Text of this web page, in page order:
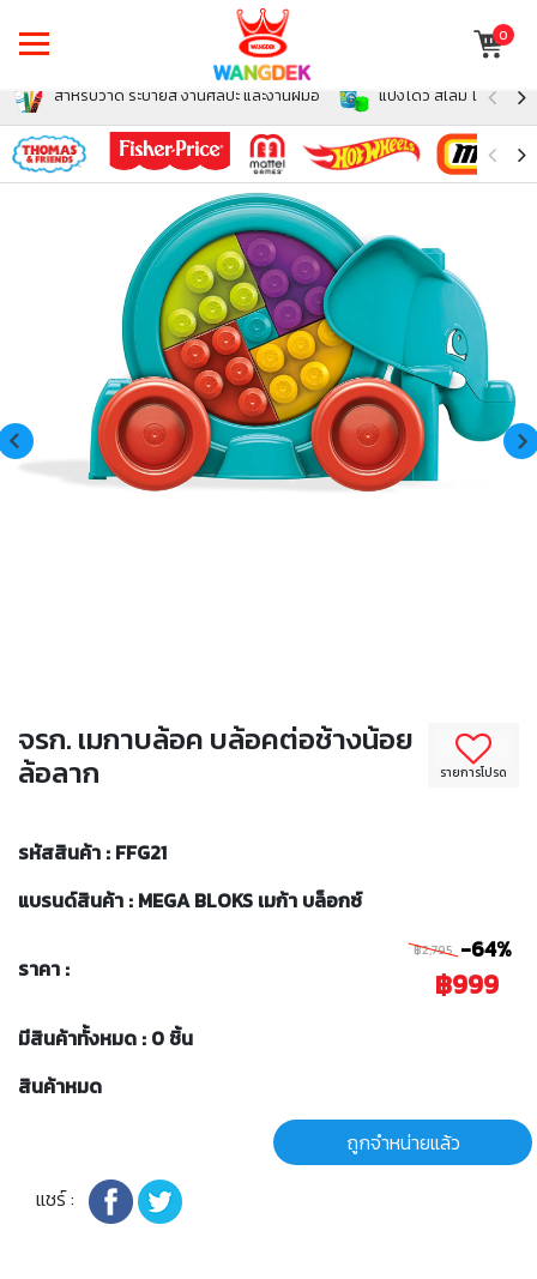
0
สำหรับวาด ระบายสี งานศิลปะ และงานฝีมือ แป้งโดว์ สไลม์ โฟม สำห
รายการโปรด
จรก. เมกาบล้อค บล้อคต่อช้างน้อย
ล้อลาก
รหัสสินค้า : FFG21
แบรนด์สินค้า : MEGA BLOKS เมก้า บล็อกซ์
ราคา :
฿2,795 -64%
฿999
มีสินค้าทั้งหมด : 0 ชิ้น
สินค้าหมด
ถูกจำหน่ายแล้ว
แชร์ :